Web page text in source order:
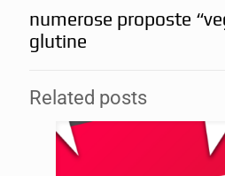
numerose proposte
glutine
Related posts